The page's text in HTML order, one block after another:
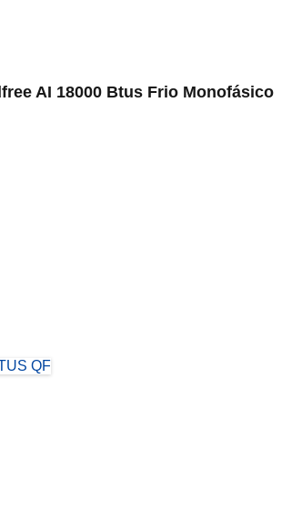
AI 18000 Btus Frio Monofásico